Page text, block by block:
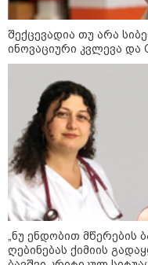
შექცევადია თუ არა
ინოვაციური კვლევა და
„ნუ ენდობით მწერების
ღებინებას ქიმიის